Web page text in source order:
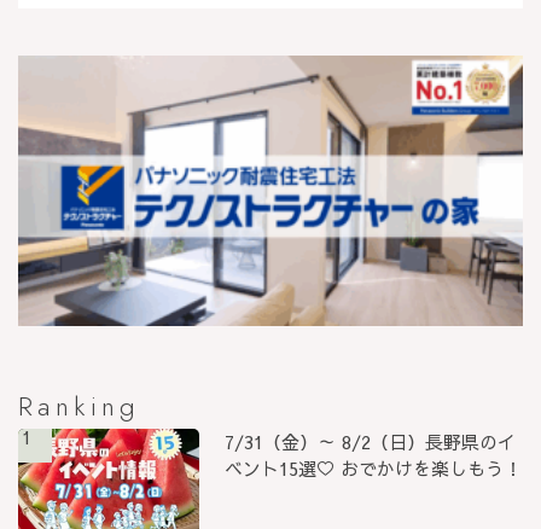
Ranking
1
7/31（金）～ 8/2（日）長野県のイ
ベント15選♡ おでかけを楽しもう！